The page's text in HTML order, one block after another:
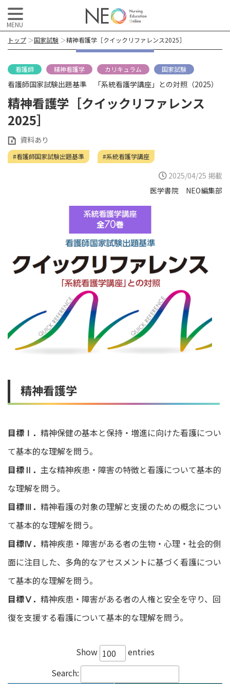
トップ ＞国家試験 ＞精神看護学［クイックリファレンス2025］
看護師 精神看護学 カリキュラム 国家試験
看護師国家試験出題基準 「系統看護学講座」との対照（2025）
精神看護学［クイックリファレンス
2025］
資料あり
#看護師国家試験出題基準 #系統看護学講座
2025/04/25 掲載
医学書院 NEO編集部
精神看護学
目標Ⅰ． 精神保健の基本と保持・増進に向けた看護につい
て基本的な理解を問う。
目標Ⅱ． 主な精神疾患・障害の特徴と看護について基本的
な理解を問う。
目標Ⅲ． 精神看護の対象の理解と支援のための概念につい
て基本的な理解を問う。
目標Ⅳ． 精神疾患・障害がある者の生物・心理・社会的側
面に注目した、多角的なアセスメントに基づく看護につい
て基本的な理解を問う。
目標Ⅴ． 精神疾患・障害がある者の人権と安全を守り、回
復を支援する看護について基本的な理解を問う。
Show
entries
Search: